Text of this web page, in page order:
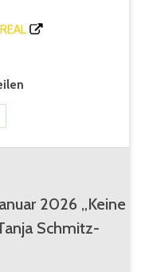
2026 „Keine
Schmitz-